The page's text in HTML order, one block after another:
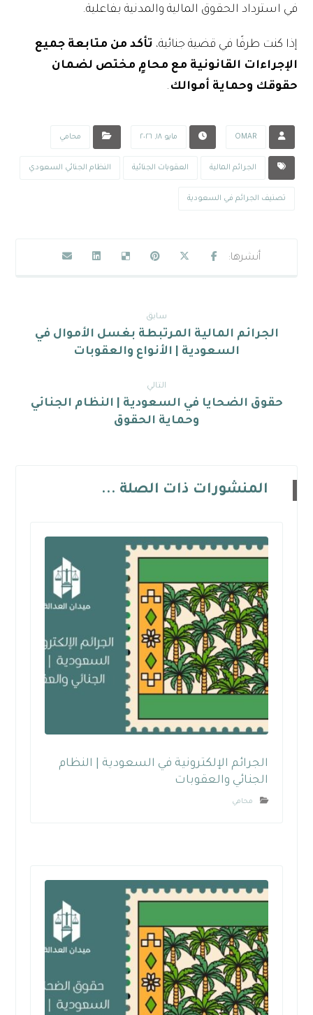
في استرداد الحقوق المالية والمدنية بفاعلية.
إذا كنت طرفًا في قضية جنائية، تأكد من متابعة جميع
الإجراءات القانونية مع محامٍ مختص لضمان
حقوقك وحماية أموالك .
OMAR مايو ١٨, ٢٠٢٦ محامي
الجرائم المالية العقوبات الجنائية النظام الجنائي السعودي
تصنيف الجرائم في السعودية
سابق
الجرائم المالية المرتبطة بغسل الأموال في
السعودية | الأنواع والعقوبات
التالي
حقوق الضحايا في السعودية | النظام الجنائي
وحماية الحقوق
المنشورات ذات الصلة ...
الجرائم الإلكترونية في السعودية | النظام
الجنائي والعقوبات
محامي